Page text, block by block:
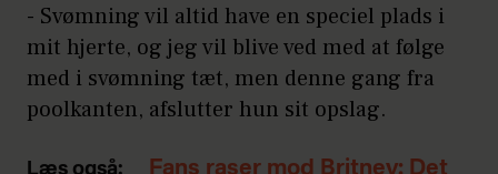
- Svømning vil altid have en speciel plads i
mit hjerte, og jeg vil blive ved med at følge
med i svømning tæt, men denne gang fra
poolkanten, afslutter hun sit opslag.
Læs også:
Fans raser mod Britney: Det